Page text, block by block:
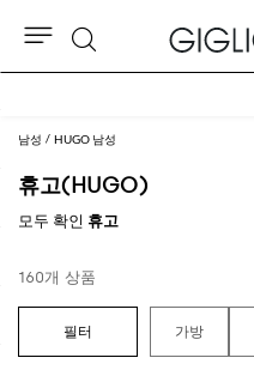
남성 HUGO 남성
휴고(HUGO)
모두 확인 휴고
160개 상품
가방
검